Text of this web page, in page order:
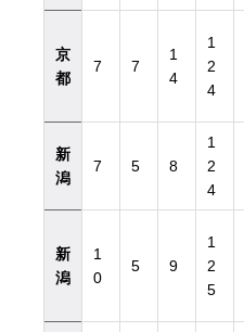
京
都
7 7
1
4
1
2
4
新
潟
7 5 8
1
2
4
新
潟
1
0
5 9
1
2
5